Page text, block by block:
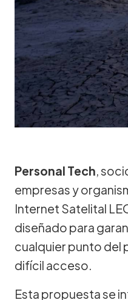
Personal Tech,
empresas y
Internet Satelital
diseñado para
cualquier punto del
difícil acceso.
Esta propuesta se